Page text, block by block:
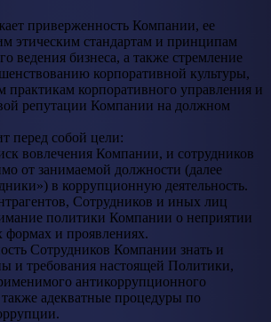
приверженность Компании, ее
этическим стандартам и принципам
ведения бизнеса, а также стремление
корпоративной культуры,
корпоративного управления и
репутации Компании на должном
перед собой цели:
вовлечения Компании, и сотрудников
от занимаемой должности (далее
в коррупционную деятельность.
Сотрудников и иных лиц
политики Компании о неприятии
и проявлениях.
Сотрудников Компании знать и
и требования настоящей Политики,
антикоррупционного
также адекватные процедуры по